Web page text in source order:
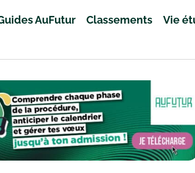
AuFutur Classements Vie